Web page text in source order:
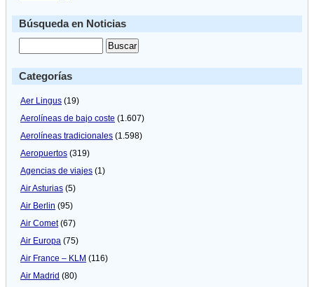
Búsqueda en Noticias
Categorías
Aer Lingus (19)
Aerolíneas de bajo coste (1.607)
Aerolíneas tradicionales (1.598)
Aeropuertos (319)
Agencias de viajes (1)
Air Asturias (5)
Air Berlin (95)
Air Comet(67)
Air Europa (75)
Air France – KLM (116)
Air Madrid (80)